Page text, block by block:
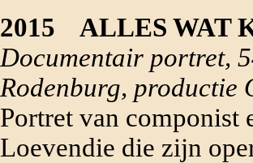
2015 ALLES WAT
Documentair portret,
Rodenburg, productie
Portret van componist
Loevendie die zijn